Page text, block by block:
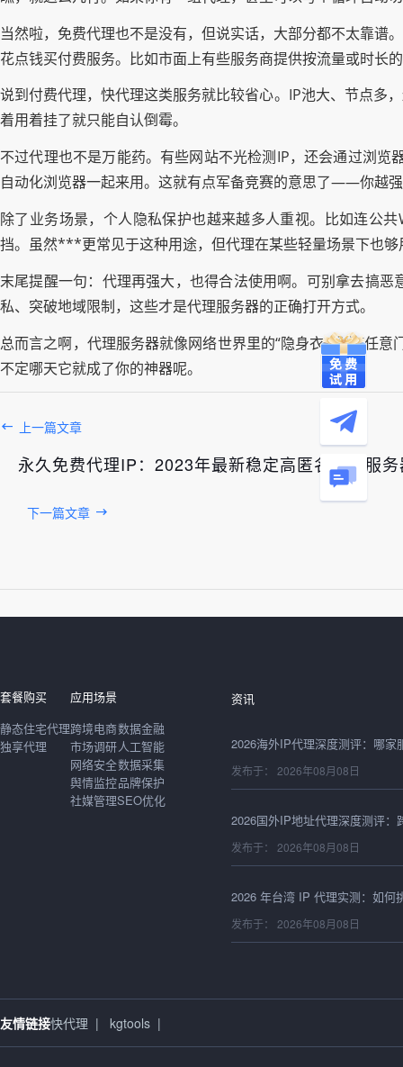
当然啦，免费代理也不是没有，但说实话，大部分都不太靠谱
花点钱买付费服务。比如市面上有些服务商提供按流量或时长
说到付费代理，快代理这类服务就比较省心。IP池大、节点多
着用着挂了就只能自认倒霉。
不过代理也不是万能药。有些网站不光检测IP，还会通过浏
自动化浏览器一起来用。这就有点军备竞赛的意思了——你越
除了业务场景，个人隐私保护也越来越多人重视。比如连公
挡。虽然***更常见于这种用途，但代理在某些轻量场景下也够
末尾提醒一句：代理再强大，也得合法使用啊。可别拿去搞
私、突破地域限制，这些才是代理服务器的正确打开方式。
总而言之啊，代理服务器就像网络世界里的“隐身衣”或者“任
不定哪天它就成了你的神器呢。
上一篇文章
永久免费代理IP：2023年最新稳定高匿名代理服
下一篇文章
套餐购买
静态住宅代理
独享代理
应用场景
跨境电商
市场调研
网络安全
舆情监控
社媒管理
数据金融
人工智能
数据采集
品牌保护
SEO优化
资讯
发布于： 2026年08月08日
发布于： 2026年08月08日
发布于： 2026年08月08日
发布于： 2026年08月08日
发布于： 2026年08月08日
友情链接快代理 | kgtools |